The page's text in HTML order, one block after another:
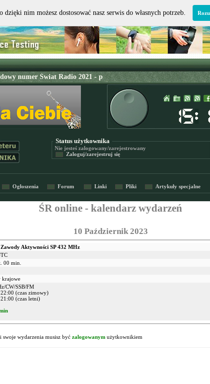
Status użytkownika
Nie jesteś zalogowany/zarejestrowany
Zaloguj/zarejestruj się
Ogłoszenia Forum Linki Pliki Artykuły specjalne
ŚR online - kalendarz wydarzeń
10 Październik 2023
Aktywności SP 432 MHz
00 min.
krajowe
CW/SSB/FM
(czas zimowy)
(czas letni)
swoje wydarzenia musisz być zalogowanym użytkownikiem
dzięki nim możesz dostosować nasz serwis do własnych potrzeb.